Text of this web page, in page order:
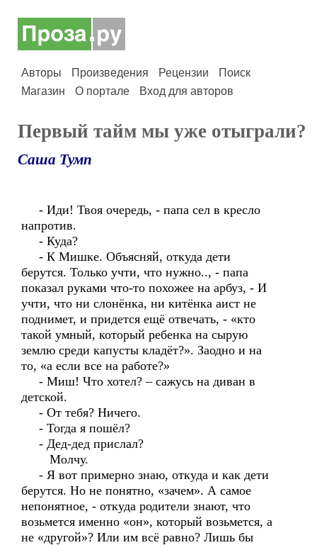
Авторы Произведения Рецензии
Поиск
Магазин
О портале Вход для авторов
Первый тайм мы уже отыграли?
Саша Тумп
- Иди! Твоя очередь, - папа сел в кресло
напротив.
- Куда?
- К Мишке. Объясняй, откуда дети
берутся. Только учти, что нужно.., - папа
показал руками что-то похожее на арбуз, - И
учти, что ни слонёнка, ни китёнка аист не
поднимет, и придется ещё отвечать, - «кто
такой умный, который ребенка на сырую
землю среди капусты кладёт?». Заодно и на
то, «а если все на работе?»
- Миш! Что хотел? – сажусь на диван в
детской.
- От тебя? Ничего.
- Тогда я пошёл?
- Дед-дед прислал?
Молчу.
- Я вот примерно знаю, откуда и как дети
берутся. Но не понятно, «зачем». А самое
непонятное, - откуда родители знают, что
возьмется именно «он», который возьмется, а
не «другой»? Или им всё равно? Лишь бы